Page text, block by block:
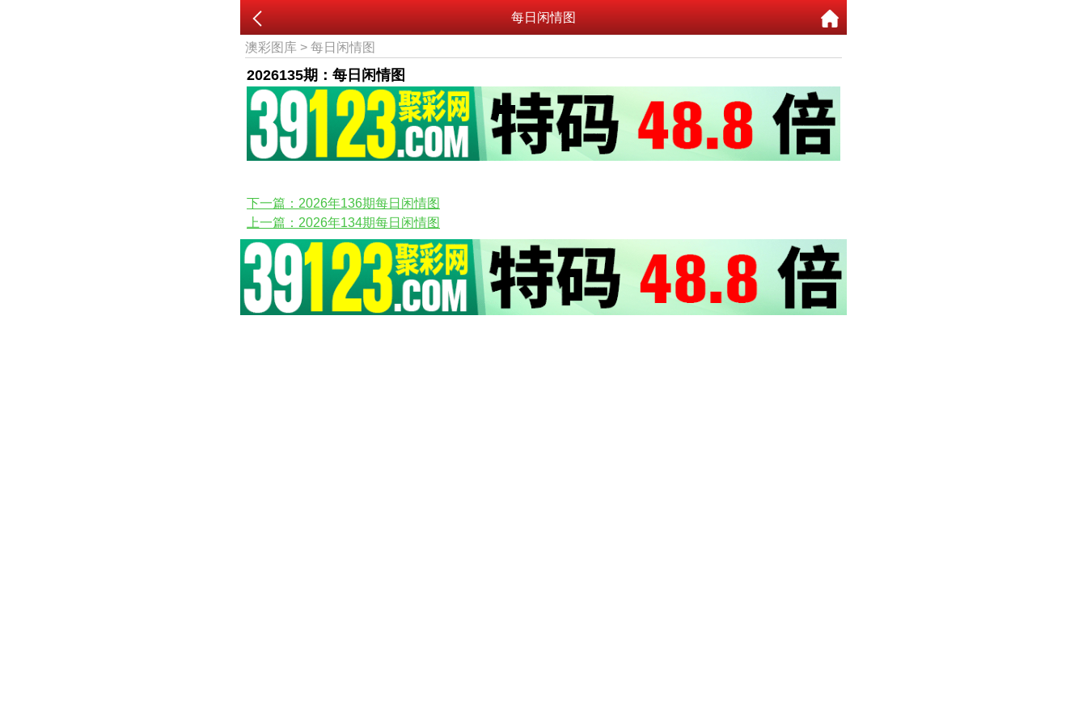
每日闲情图
澳彩图库 >每日闲情图
2026135期：每日闲情图
下一篇：2026年136期每日闲情图
上一篇：2026年134期每日闲情图